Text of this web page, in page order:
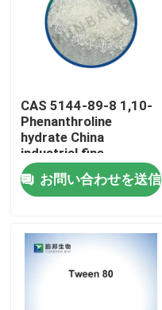
家
CAS 5144-89-8 1,10-
Phenanthroline
hydrate China
industrial fine
chemicals factory
お問い合わせを送信